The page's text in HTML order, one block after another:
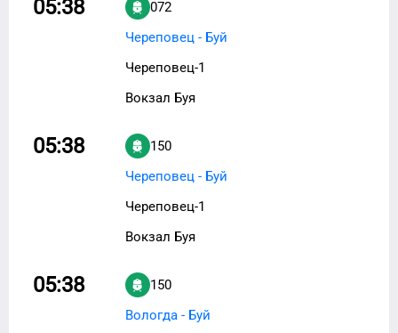
05:38
072
Череповец - Буй
Череповец-1
Вокзал Буя
05:38
150
Череповец - Буй
Череповец-1
Вокзал Буя
05:38
150
Вологда - Буй